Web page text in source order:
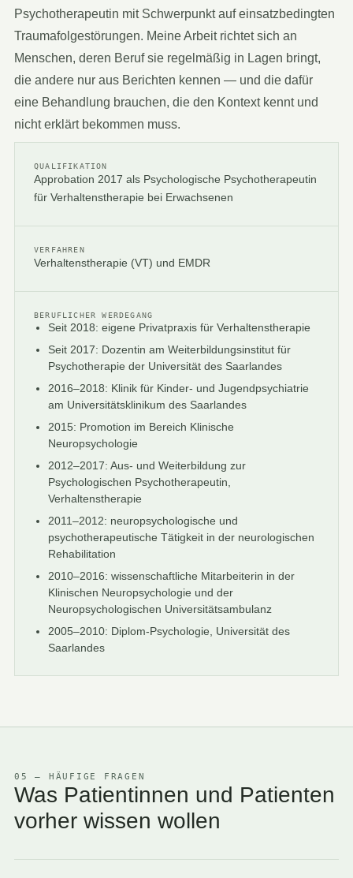
Psychotherapeutin mit Schwerpunkt auf einsatzbedingten
Traumafolgestörungen. Meine Arbeit richtet sich an
Menschen, deren Beruf sie regelmäßig in Lagen bringt,
die andere nur aus Berichten kennen — und die dafür
eine Behandlung brauchen, die den Kontext kennt und
nicht erklärt bekommen muss.
QUALIFIKATION
Approbation 2017 als Psychologische Psychotherapeutin
für Verhaltenstherapie bei Erwachsenen
VERFAHREN
Verhaltenstherapie (VT) und EMDR
BERUFLICHER WERDEGANG
Seit 2018: eigene Privatpraxis für Verhaltenstherapie
Seit 2017: Dozentin am Weiterbildungsinstitut für
Psychotherapie der Universität des Saarlandes
2016–2018: Klinik für Kinder- und Jugendpsychiatrie
am Universitätsklinikum des Saarlandes
2015: Promotion im Bereich Klinische
Neuropsychologie
2012–2017: Aus- und Weiterbildung zur
Psychologischen Psychotherapeutin,
Verhaltenstherapie
2011–2012: neuropsychologische und
psychotherapeutische Tätigkeit in der neurologischen
Rehabilitation
2010–2016: wissenschaftliche Mitarbeiterin in der
Klinischen Neuropsychologie und der
Neuropsychologischen Universitätsambulanz
2005–2010: Diplom-Psychologie, Universität des
Saarlandes
05 — HÄUFIGE FRAGEN
Was Patientinnen und Patienten
vorher wissen wollen